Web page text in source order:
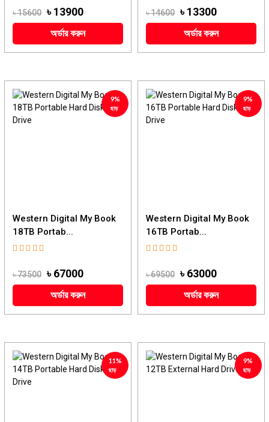
৳ 15600 ৳ 13900
অর্ডার করুন
৳ 14600 ৳ 13300
অর্ডার করুন
9%
ছাড়
Western Digital My Book
18TB Portab...
৳ 73500 ৳ 67000
অর্ডার করুন
9%
ছাড়
Western Digital My Book
16TB Portab...
৳ 69500 ৳ 63000
অর্ডার করুন
11%
ছাড়
9%
ছাড়